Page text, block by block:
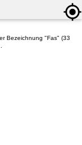
Bezeichnung "Fas" (33